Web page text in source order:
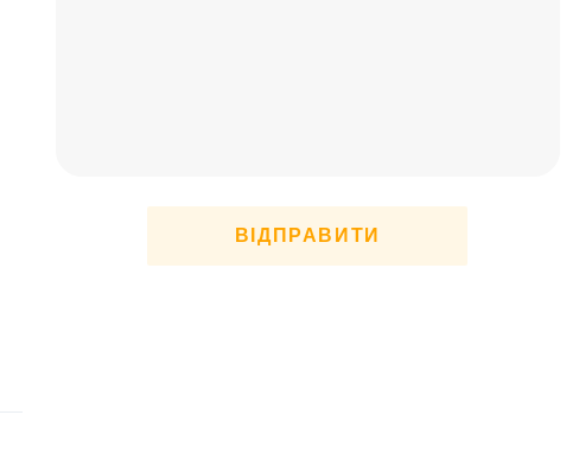
ВІДПРАВИТИ